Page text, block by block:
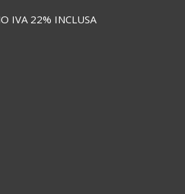
IVA 22% INCLUSA